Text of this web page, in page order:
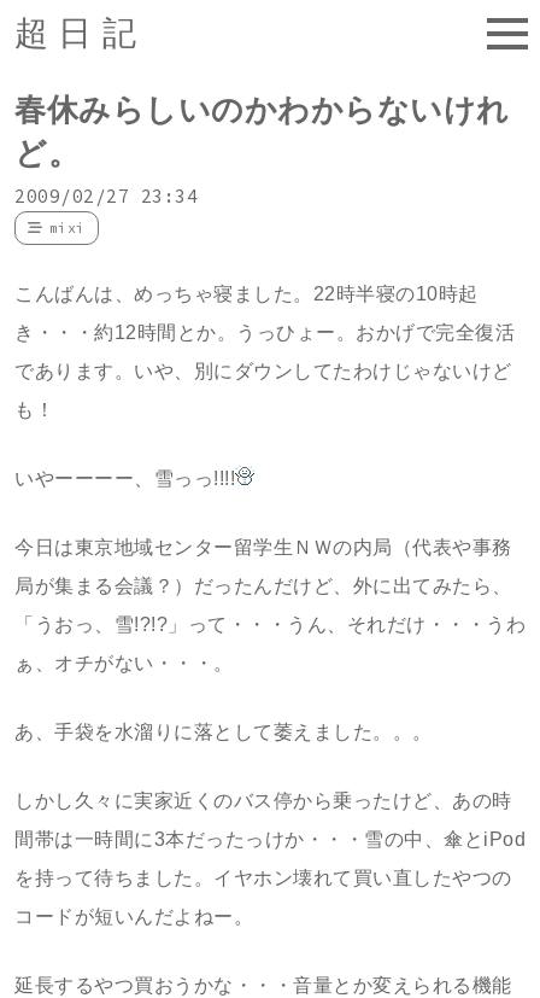
超日記
春休みらしいのかわからないけれ
ど。
2009/02/27 23:34
mixi
こんばんは、めっちゃ寝ました。22時半寝の10時起
き・・・約12時間とか。うっひょー。おかげで完全復活
であります。いや、別にダウンしてたわけじゃないけど
も！
いやーーーー、雪っっ!!!!
今日は東京地域センター留学生ＮＷの内局（代表や事務
局が集まる会議？）だったんだけど、外に出てみたら、
「うおっ、雪!?!?」って・・・うん、それだけ・・・うわ
ぁ、オチがない・・・。
あ、手袋を水溜りに落として萎えました。。。
しかし久々に実家近くのバス停から乗ったけど、あの時
間帯は一時間に3本だったっけか・・・雪の中、傘とiPod
を持って待ちました。イヤホン壊れて買い直したやつの
コードが短いんだよねー。
延長するやつ買おうかな・・・音量とか変えられる機能